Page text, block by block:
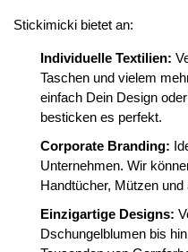
Stickimicki bietet an:
Individuelle Textilien:
Taschen und vielem
einfach Dein Design
besticken es perfekt.
Corporate Branding:
Unternehmen. Wir
Handtücher, Mützen
Einzigartige Designs:
Dschungelblumen bis